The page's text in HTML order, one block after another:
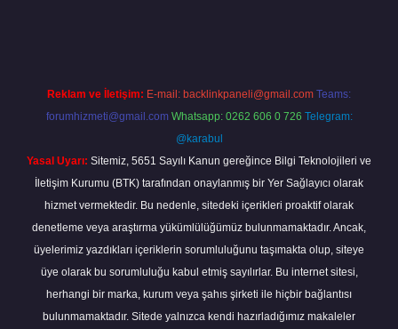
Reklam ve İletişim: E-mail: backlinkpaneli@gmail.com Teams:
forumhizmeti@gmail.com Whatsapp: 0262 606 0 726 Telegram:
@karabul
Yasal Uyarı: Sitemiz, 5651 Sayılı Kanun gereğince Bilgi Teknolojileri ve
İletişim Kurumu (BTK) tarafından onaylanmış bir Yer Sağlayıcı olarak
hizmet vermektedir. Bu nedenle, sitedeki içerikleri proaktif olarak
denetleme veya araştırma yükümlülüğümüz bulunmamaktadır. Ancak,
üyelerimiz yazdıkları içeriklerin sorumluluğunu taşımakta olup, siteye
üye olarak bu sorumluluğu kabul etmiş sayılırlar. Bu internet sitesi,
herhangi bir marka, kurum veya şahıs şirketi ile hiçbir bağlantısı
bulunmamaktadır. Sitede yalnızca kendi hazırladığımız makaleler